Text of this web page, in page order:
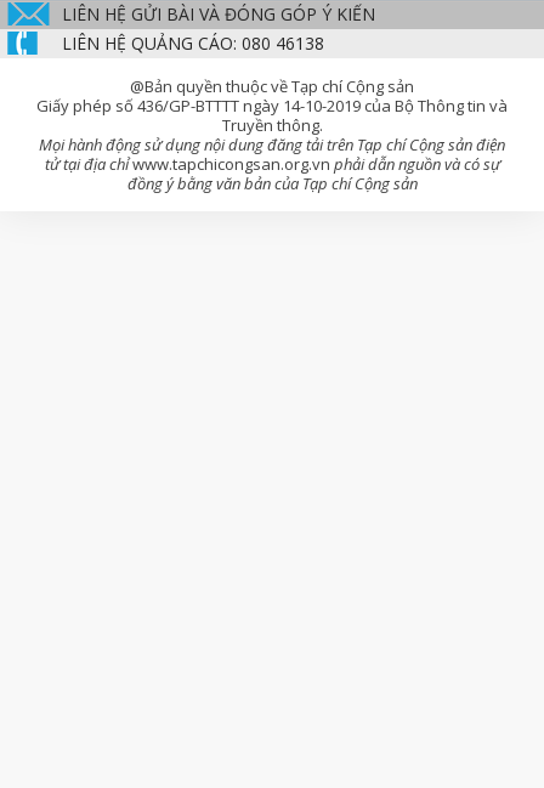
LIÊN HỆ GỬI BÀI VÀ ĐÓNG GÓP Ý KIẾN
LIÊN HỆ QUẢNG CÁO: 080 46138
@Bản quyền thuộc về Tạp chí Cộng sản
Giấy phép số 436/GP-BTTTT ngày 14-10-2019 của Bộ Thông tin và
Truyền thông.
Mọi hành động sử dụng nội dung đăng tải trên Tạp chí Cộng sản điện
tử tại địa chỉwww.tapchicongsan.org.vn phải dẫn nguồn và có sự
đồng ý bằng văn bản của Tạp chí Cộng sản